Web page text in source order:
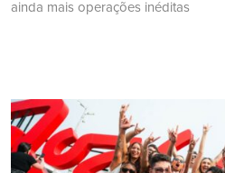
ainda mais operações inéditas